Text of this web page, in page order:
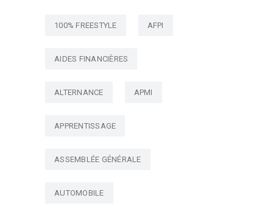
100% FREESTYLE AFPI
AIDES FINANCIÈRES
ALTERNANCE APMI
APPRENTISSAGE
ASSEMBLÉE GÉNÉRALE
AUTOMOBILE